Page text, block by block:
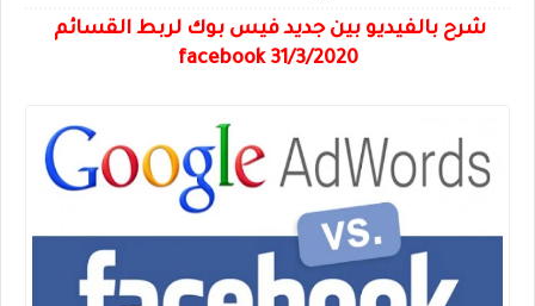
شرح بالفيديو بين جديد فيس بوك لربط القسائم
facebook 31/3/2020